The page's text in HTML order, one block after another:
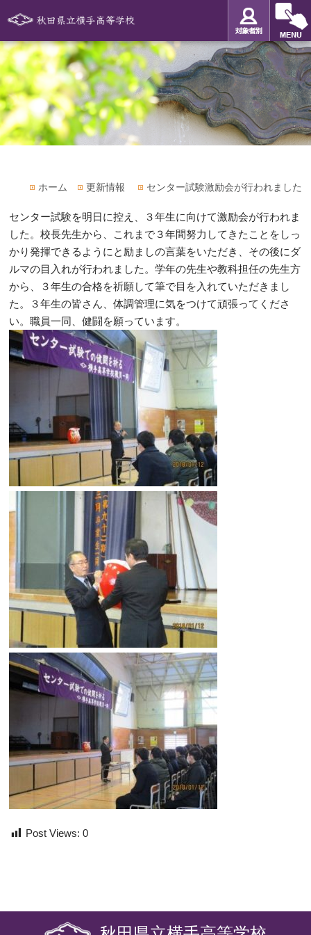
ホーム 更新情報 センター試験激励会が行われました
センター試験を明日に控え、３年生に向けて激励会が行われま
した。校長先生から、これまで３年間努力してきたことをしっ
かり発揮できるようにと励ましの言葉をいただき、その後にダ
ルマの目入れが行われました。学年の先生や教科担任の先生方
から、３年生の合格を祈願して筆で目を入れていただきまし
た。３年生の皆さん、体調管理に気をつけて頑張ってくださ
い。職員一同、健闘を願っています。
Post Views: 0